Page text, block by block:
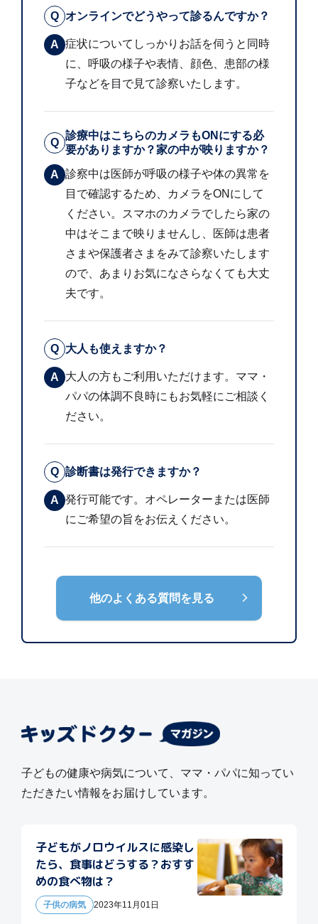
Q オンラインでどうやって診るんですか？
A 症状についてしっかりお話を伺うと同時
に、呼吸の様子や表情、顔色、患部の様
子などを目で見て診察いたします。
Q
診療中はこちらのカメラもONにする必
要がありますか？家の中が映りますか？
A 診察中は医師が呼吸の様子や体の異常を
目で確認するため、カメラをONにして
ください。スマホのカメラでしたら家の
中はそこまで映りませんし、医師は患者
さまや保護者さまをみて診察いたします
ので、あまりお気になさらなくても大丈
夫です。
Q 大人も使えますか？
A
大人の方もご利用いただけます。ママ・
パパの体調不良時にもお気軽にご相談く
ださい。
Q 診断書は発行できますか？
A 発行可能です。オペレーターまたは医師
にご希望の旨をお伝えください。
他のよくある質問を見る 
子どもの健康や病気について、ママ・パパに知ってい
ただきたい情報をお届けしています。
子どもがノロウイルスに感染し
たら、食事はどうする？おすす
めの食べ物は？
子供の病気 2023年11月01日